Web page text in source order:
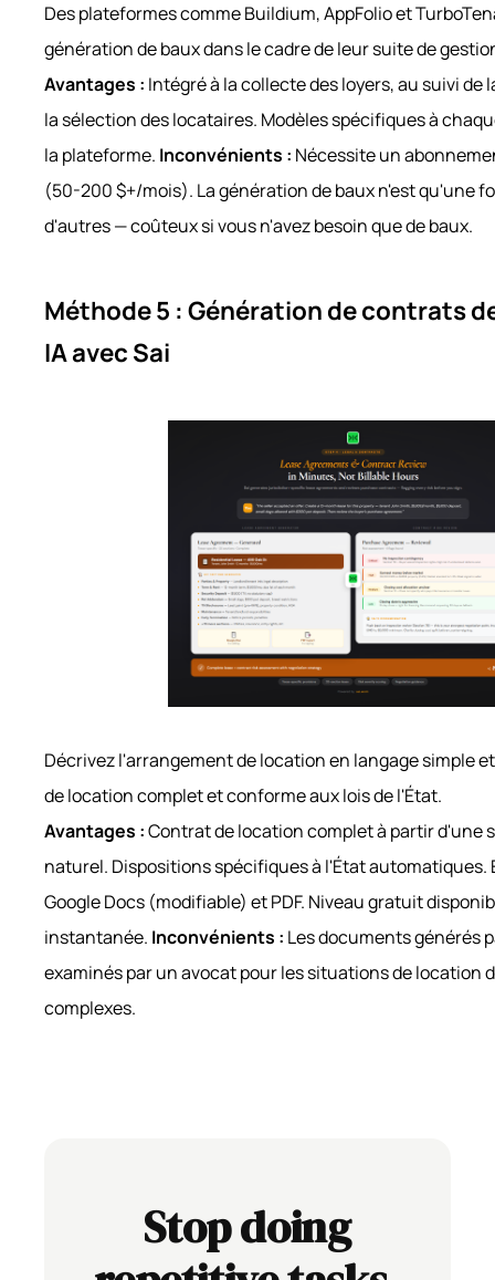
Des plateformes comme Buildium, AppFolio et
génération de baux dans le cadre de leur suite de
Avantages : Intégré à la collecte des loyers, au suivi de
la sélection des locataires. Modèles spécifiques à
la plateforme. Inconvénients : Nécessite un
(50-200 $+/mois). La génération de baux n'est qu'une
d'autres — coûteux si vous n'avez besoin que de baux.
Méthode 5 : Génération de contrats
IA avec Sai
Décrivez l'arrangement de location en langage simple
de location complet et conforme aux lois de l'État.
Avantages :Contrat de location complet à partir d'une
naturel. Dispositions spécifiques à l'État automatiques.
Google Docs (modifiable) et PDF. Niveau gratuit
instantanée. Inconvénients : Les documents générés
examinés par un avocat pour les situations de location
complexes.
Stop doing